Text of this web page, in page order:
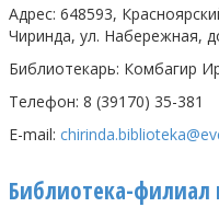
Адрес: 648593,
Чиринда, ул. Набережная,
Библиотекарь: Комбагир
Телефон: 8 (39170) 35-381
E-mail:
Библиотека-филиал